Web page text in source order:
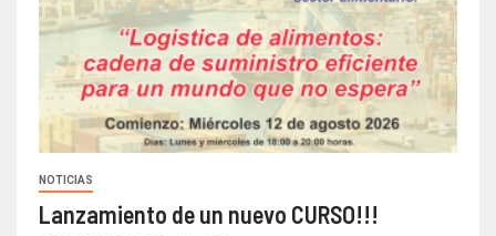
NOTICIAS
Lanzamiento de un nuevo CURSO!!!